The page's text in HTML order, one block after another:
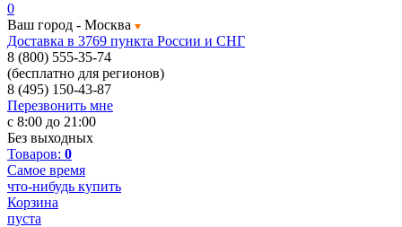
0
Ваш город - Москва
Доставка в 3769 пункта России и СНГ
8 (800) 555-35-74
(бесплатно для регионов)
8 (495) 150-43-87
Перезвонить мне
с 8:00 до 21:00
Без выходных
Товаров: 0
Самое время
что-нибудь купить
Корзина
пуста